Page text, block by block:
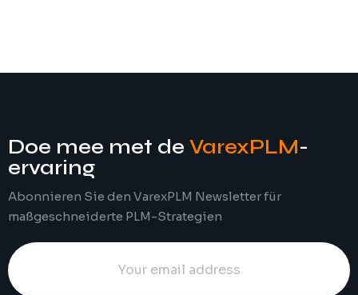
Doe mee met de VarexPLM-
ervaring
Abonnieren Sie den VarexPLM Newsletter für
maßgeschneiderte PLM-Strategien